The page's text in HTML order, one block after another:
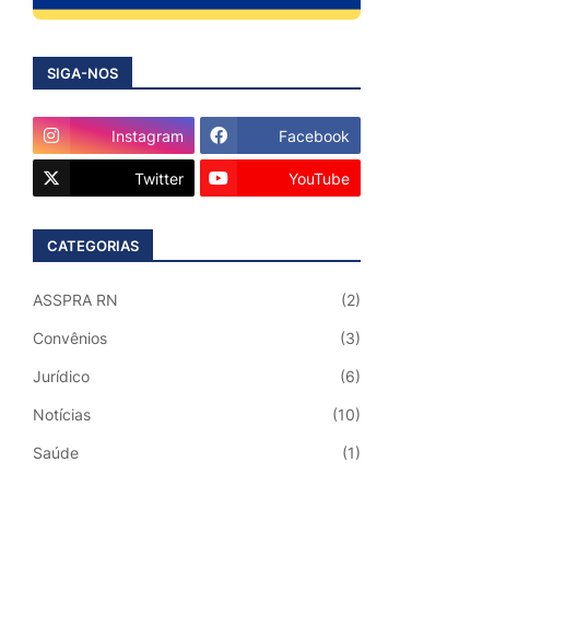
SIGA-NOS
Instagram Facebook
Twitter YouTube
CATEGORIAS
ASSPRA RN (2)
Convênios (3)
Jurídico (6)
Notícias (10)
Saúde (1)